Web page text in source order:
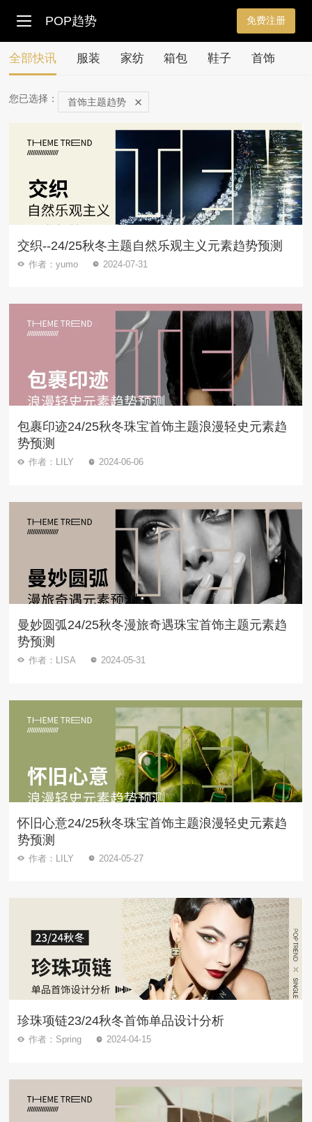
POP趋势 免费注册
全部快讯 服装 家纺 箱包 鞋子 首饰
您已选择： 首饰主题趋势
交织--24/25秋冬主题自然乐观主义元素趋势预测
作者：yumo 2024-07-31
包裹印迹24/25秋冬珠宝首饰主题浪漫轻史元素趋
势预测
作者：LILY 2024-06-06
曼妙圆弧24/25秋冬漫旅奇遇珠宝首饰主题元素趋
势预测
作者：LISA 2024-05-31
怀旧心意24/25秋冬珠宝首饰主题浪漫轻史元素趋
势预测
作者：LILY 2024-05-27
珍珠项链23/24秋冬首饰单品设计分析
作者：Spring 2024-04-15